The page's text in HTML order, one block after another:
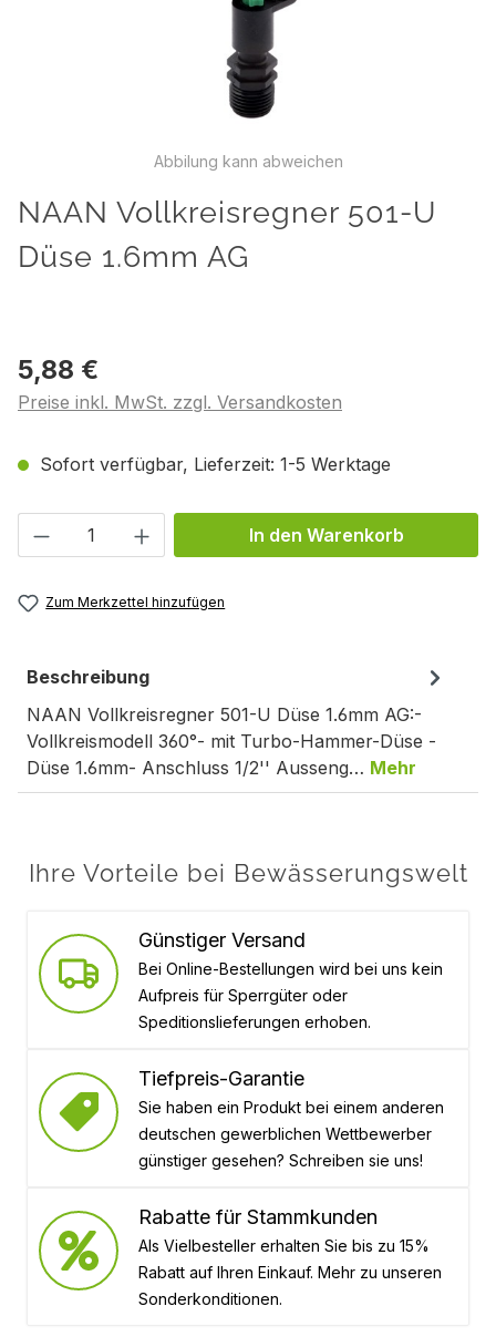
Abbilung kann abweichen
NAAN Vollkreisregner 501-U
Düse 1.6mm AG
5,88 €
Preise inkl. MwSt. zzgl. Versandkosten
Sofort verfügbar, Lieferzeit: 1-5 Werktage
Produkt Anzahl: Gib den gewünschten
In den Warenkorb
Zum Merkzettel hinzufügen
Beschreibung
NAAN Vollkreisregner 501-U Düse 1.6mm AG:-
Vollkreismodell 360°- mit Turbo-Hammer-Düse -
Düse 1.6mm- Anschluss 1/2'' Ausseng… Mehr
Ihre Vorteile bei Bewässerungswelt
Günstiger Versand
Bei Online-Bestellungen wird bei uns kein
Aufpreis für Sperrgüter oder
Speditionslieferungen erhoben.
Tiefpreis-Garantie
Sie haben ein Produkt bei einem anderen
deutschen gewerblichen Wettbewerber
günstiger gesehen? Schreiben sie uns!
Rabatte für Stammkunden
Als Vielbesteller erhalten Sie bis zu 15%
Rabatt auf Ihren Einkauf. Mehr zu unseren
Sonderkonditionen.